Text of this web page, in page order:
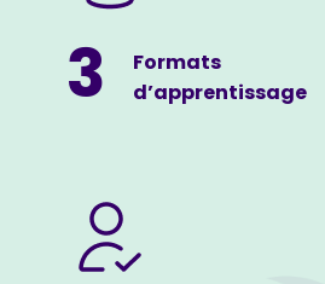
3
Formats
d’apprentissage